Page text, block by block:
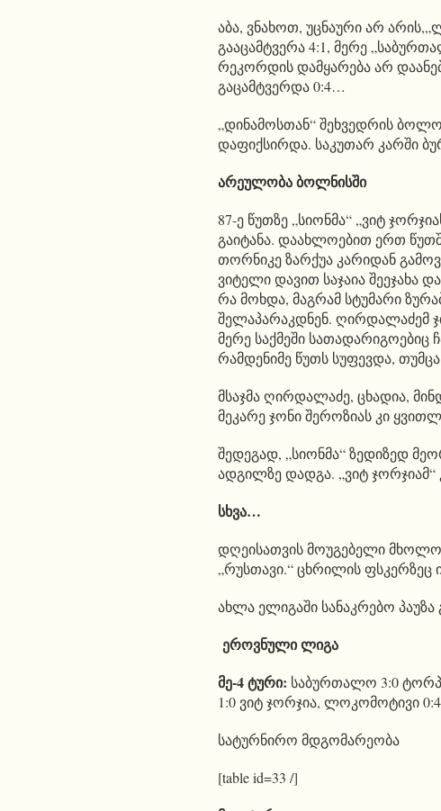
აბა, ვნახოთ, უცნაური არ
გააცამტვერა 4:1, მერე
რეკორდის დამყარება არ
გაცამტვერდა 0:4…
„დინამოსთან“ შეხვედრის
დაფიქსირდა. საკუთარ კარში
არეულობა ბოლნისში
87-ე წუთზე „სიონმა“ „ვიტ
გაიტანა. დაახლოებით ერთ
თორნიკე ზარქუა კარიდან
ვიტელი დავით საჯაია შეეჯახა
რა მოხდა, მაგრამ სტუმარი
შელაპარაკდნენ. ღირდალაძემ
მერე საქმეში სათადარიგოებიც
რამდენიმე წუთს სუფევდა,
მსაჯმა ღირდალაძე, ცხადია,
მეკარე ჯონი შეროზიას კი
შედეგად, „სიონმა“ ზედიზედ
ადგილზე დადგა. „ვიტ
სხვა…
დღეისათვის მოუგებელი
„რუსთავი.“ ცხრილის ფსკერზეც
ახლა ელიგაში სანაკრებო
ეროვნული ლიგა
მე-4 ტური: საბურთალო 3:0
1:0 ვიტ ჯორჯია, ლოკომოტივი
სატურნირო მდგომარეობა
[table id=33 /]